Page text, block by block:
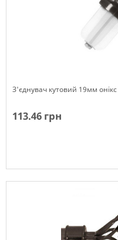
З'єднувач кутовий 19мм
113.46 грн